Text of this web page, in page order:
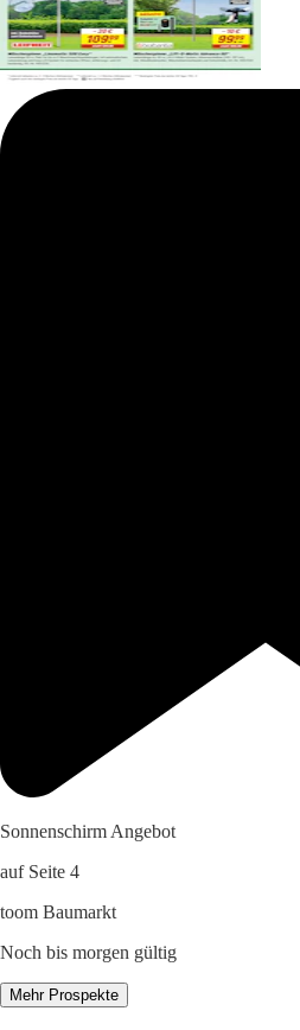
Sonnenschirm Angebot
auf Seite 4
toom Baumarkt
Noch bis morgen gültig
Mehr Prospekte